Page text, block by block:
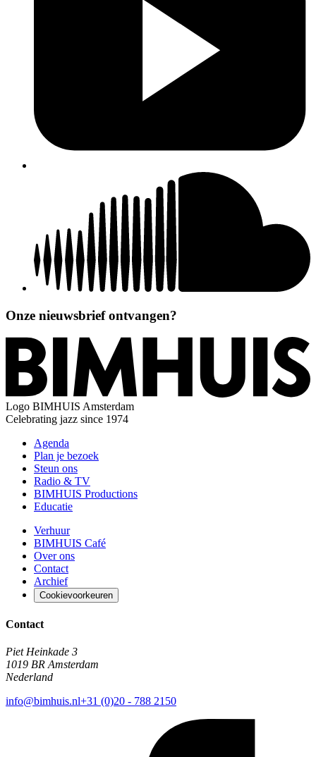
Onze nieuwsbrief ontvangen?
Logo BIMHUIS Amsterdam
Celebrating jazz since 1974
Agenda
Plan je bezoek
Steun ons
Radio & TV
BIMHUIS Productions
Educatie
Verhuur
BIMHUIS Café
Over ons
Contact
Archief
Cookievoorkeuren
Contact
Piet Heinkade 3
1019 BR Amsterdam
Nederland
info@bimhuis.nl+31 (0)20 - 788 2150